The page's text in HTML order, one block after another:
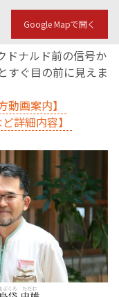
Google Mapで開く
ドナルド前の信号か
すぐ目の前に見えま
動画案内】
詳細内容】